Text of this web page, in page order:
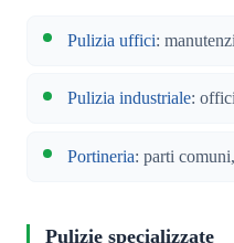
Pulizia uffici:
Pulizia industriale:
Portineria: parti
Pulizie specializzate